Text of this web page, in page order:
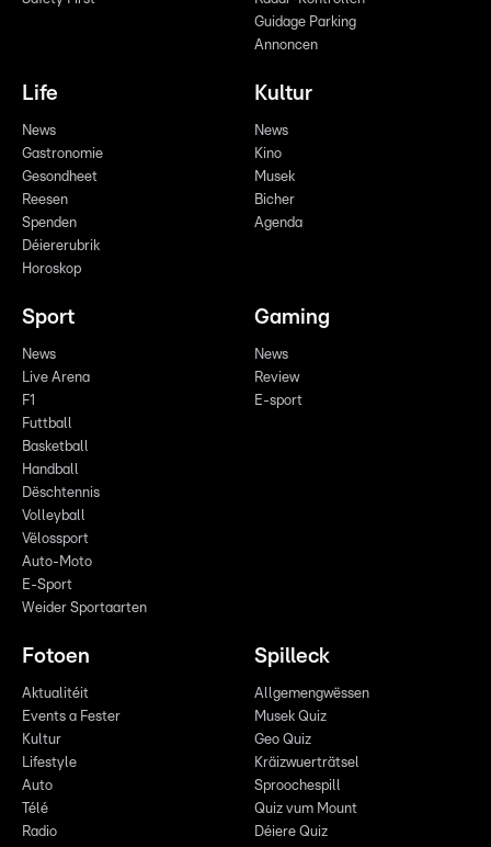
Guidage Parking
Annoncen
Life
News
Gastronomie
Gesondheet
Reesen
Spenden
Déiererubrik
Horoskop
Kultur
News
Kino
Musek
Bicher
Agenda
Sport
News
Live Arena
F1
Futtball
Basketball
Handball
Dëschtennis
Volleyball
Vëlossport
Auto-Moto
E-Sport
Weider Sportaarten
Gaming
News
Review
E-sport
Fotoen
Aktualitéit
Events a Fester
Kultur
Lifestyle
Auto
Télé
Radio
Spilleck
Allgemengwëssen
Musek Quiz
Geo Quiz
Kräizwuerträtsel
Sproochespill
Quiz vum Mount
Déiere Quiz